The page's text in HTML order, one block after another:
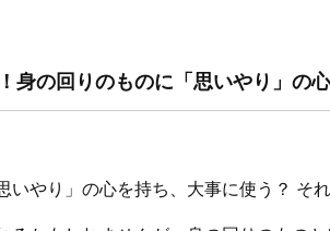
身の回りのものに「思いやり」の
いやり」の心を持ち、大事に使う？ そ